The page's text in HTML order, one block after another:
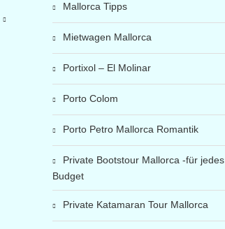
Mallorca Tipps
Mietwagen Mallorca
Portixol – El Molinar
Porto Colom
Porto Petro Mallorca Romantik
Private Bootstour Mallorca -für jedes
Budget
Private Katamaran Tour Mallorca